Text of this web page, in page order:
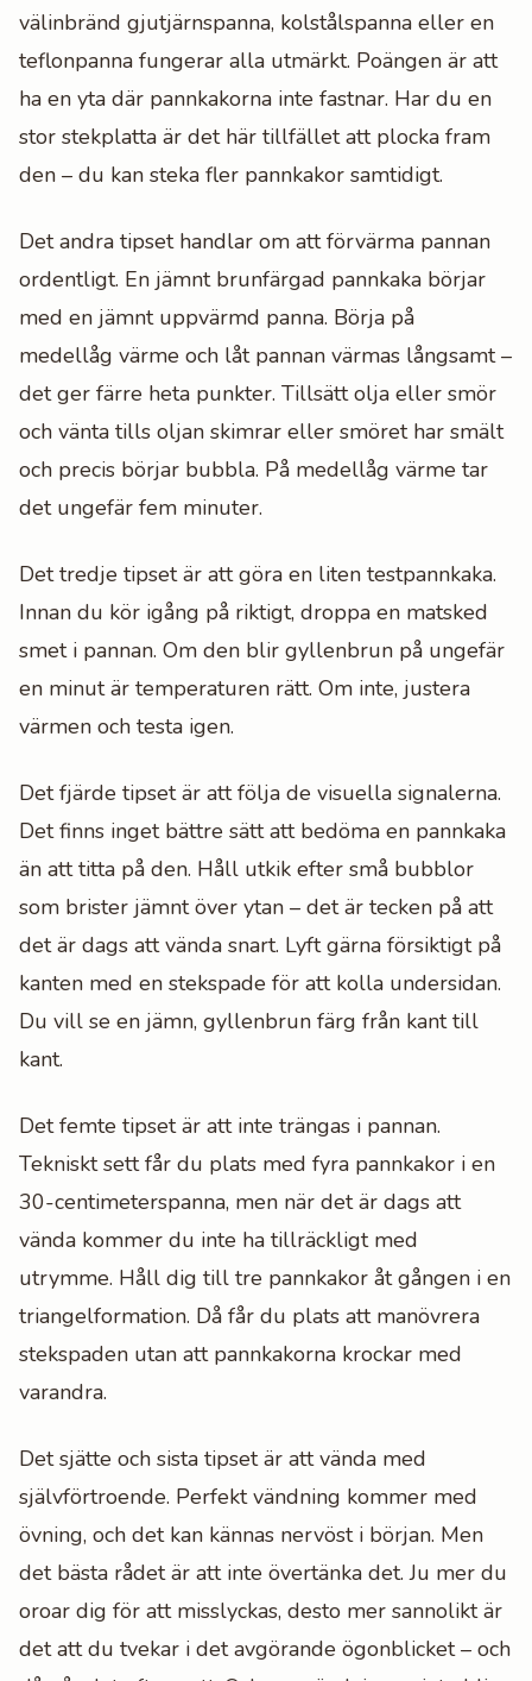
välinbränd gjutjärnspanna, kolstålspanna eller en
teflonpanna fungerar alla utmärkt. Poängen är att
ha en yta där pannkakorna inte fastnar. Har du en
stor stekplatta är det här tillfället att plocka fram
den – du kan steka fler pannkakor samtidigt.
Det andra tipset handlar om att förvärma pannan
ordentligt. En jämnt brunfärgad pannkaka börjar
med en jämnt uppvärmd panna. Börja på
medellåg värme och låt pannan värmas långsamt –
det ger färre heta punkter. Tillsätt olja eller smör
och vänta tills oljan skimrar eller smöret har smält
och precis börjar bubbla. På medellåg värme tar
det ungefär fem minuter.
Det tredje tipset är att göra en liten testpannkaka.
Innan du kör igång på riktigt, droppa en matsked
smet i pannan. Om den blir gyllenbrun på ungefär
en minut är temperaturen rätt. Om inte, justera
värmen och testa igen.
Det fjärde tipset är att följa de visuella signalerna.
Det finns inget bättre sätt att bedöma en pannkaka
än att titta på den. Håll utkik efter små bubblor
som brister jämnt över ytan – det är tecken på att
det är dags att vända snart. Lyft gärna försiktigt på
kanten med en stekspade för att kolla undersidan.
Du vill se en jämn, gyllenbrun färg från kant till
kant.
Det femte tipset är att inte trängas i pannan.
Tekniskt sett får du plats med fyra pannkakor i en
30-centimeterspanna, men när det är dags att
vända kommer du inte ha tillräckligt med
utrymme. Håll dig till tre pannkakor åt gången i en
triangelformation. Då får du plats att manövrera
stekspaden utan att pannkakorna krockar med
varandra.
Det sjätte och sista tipset är att vända med
självförtroende. Perfekt vändning kommer med
övning, och det kan kännas nervöst i början. Men
det bästa rådet är att inte övertänka det. Ju mer du
oroar dig för att misslyckas, desto mer sannolikt är
det att du tvekar i det avgörande ögonblicket – och